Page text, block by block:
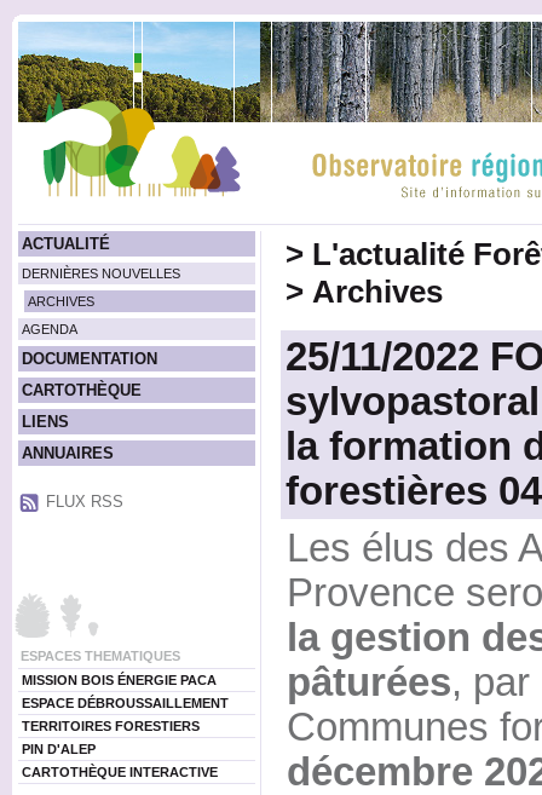
ACTUALITÉ
DERNIÈRES NOUVELLES
ARCHIVES
AGENDA
DOCUMENTATION
CARTOTHÈQUE
LIENS
ANNUAIRES
FLUX RSS
ESPACES THEMATIQUES
MISSION BOIS ÉNERGIE PACA
ESPACE DÉBROUSSAILLEMENT
TERRITOIRES FORESTIERS
PIN D'ALEP
CARTOTHÈQUE INTERACTIVE
> L'actualité
> Archives
25/11/2022
la formation
forestières 04
Les élus des
Provence
la gestion
pâturées,
Communes
décembre